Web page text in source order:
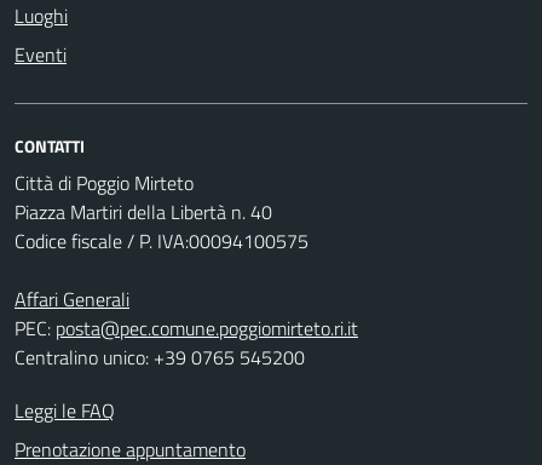
Luoghi
Eventi
CONTATTI
Città di Poggio Mirteto
Piazza Martiri della Libertà n. 40
Codice fiscale / P. IVA:00094100575
Affari Generali
PEC: posta@pec.comune.poggiomirteto.ri.it
Centralino unico: +39 0765 545200
Leggi le FAQ
Prenotazione appuntamento